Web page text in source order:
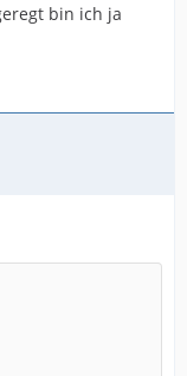
bin ich ja